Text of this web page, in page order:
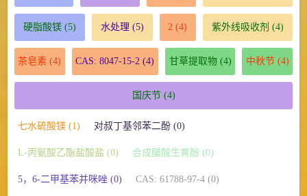
硬脂酸镁(5) 水处理 (5) 2 (4) 紫外线吸收剂 (4)
茶皂素 (4) CAS: 8047-15-2 (4) 甘草提取物(4) 中秋节(4)
国庆节(4)
七水硫酸镁 (1) 对叔丁基邻苯二酚 (0)
L-丙氨酸乙酯盐酸盐 (0) 合成醋酸生育酚 (0)
5，6-二甲基苯并咪唑 (0) CAS: 61788-97-4 (0)